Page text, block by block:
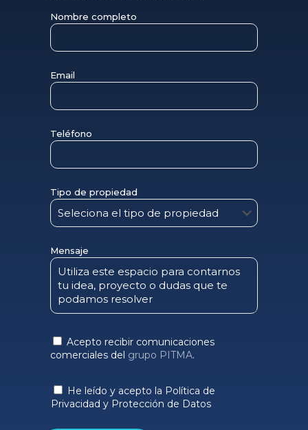
Nombre completo
Email
Teléfono
Tipo de propiedad
Mensaje
Acepto recibir comunicaciones
comerciales del grupo PITMA.
He leído y acepto la Política de
Privacidad y Protección de Datos